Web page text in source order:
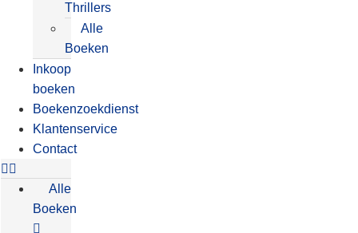
Thrillers
Alle
Boeken
Inkoop
boeken
Boekenzoekdienst
Klantenservice
Contact
Alle
Boeken